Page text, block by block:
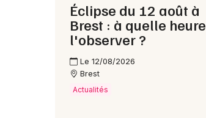
Éclipse du 12 août à
Brest : à quelle heure
l'observer ?
Le 12/08/2026
Brest
Actualités